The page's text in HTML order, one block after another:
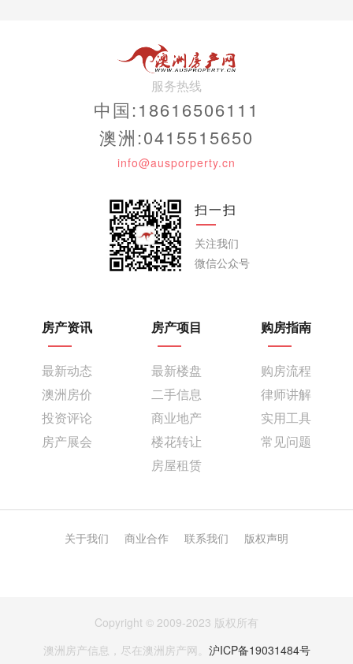
服务热线
中国:18616506111
澳洲:0415515650
info@ausporperty.cn
扫一扫
关注我们
微信公众号
房产资讯
最新动态
澳洲房价
投资评论
房产展会
房产项目
最新楼盘
二手信息
商业地产
楼花转让
房屋租赁
购房指南
购房流程
律师讲解
实用工具
常见问题
关于我们 商业合作 联系我们 版权声明
Copyright © 2009-2023 版权所有
澳洲房产信息，尽在澳洲房产网。 沪ICP备19031484号